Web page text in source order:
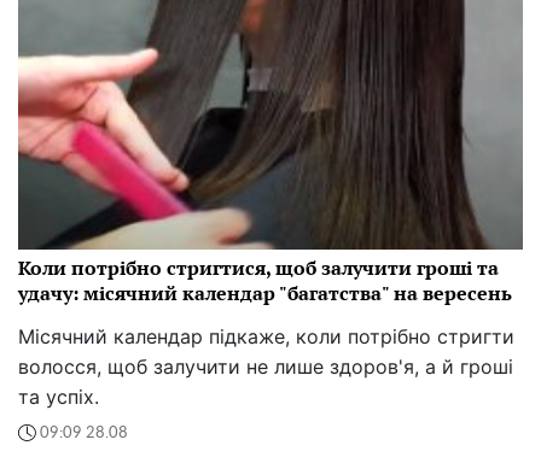
Коли потрібно стригтися, щоб залучити гроші та
удачу: місячний календар "багатства" на вересень
Місячний календар підкаже, коли потрібно стригти
волосся, щоб залучити не лише здоров'я, а й гроші
та успіх.
09:09 28.08